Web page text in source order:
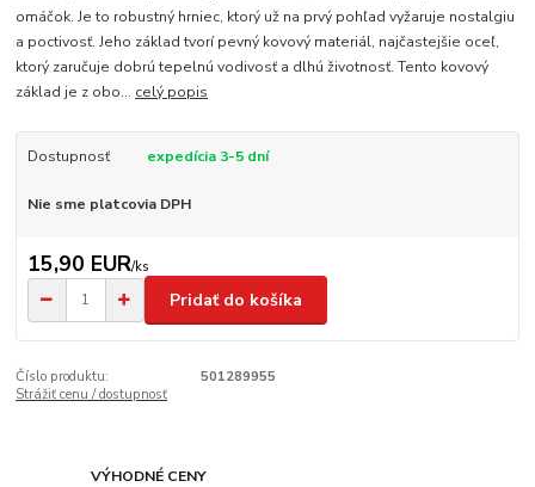
omáčok. Je to robustný hrniec, ktorý už na prvý pohľad vyžaruje nostalgiu
a poctivosť. Jeho základ tvorí pevný kovový materiál, najčastejšie oceľ,
ktorý zaručuje dobrú tepelnú vodivosť a dlhú životnosť. Tento kovový
základ je z obo... celý popis
Dostupnosť expedícia 3-5 dní
Nie sme platcovia DPH
15,90 EUR/ks
Pridať do košíka
Číslo produktu:
501289955
Strážiť cenu / dostupnosť
VÝHODNÉ CENY